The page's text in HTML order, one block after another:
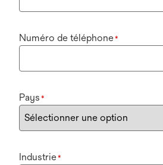
Numéro de téléphone*
Pays *
Industrie*